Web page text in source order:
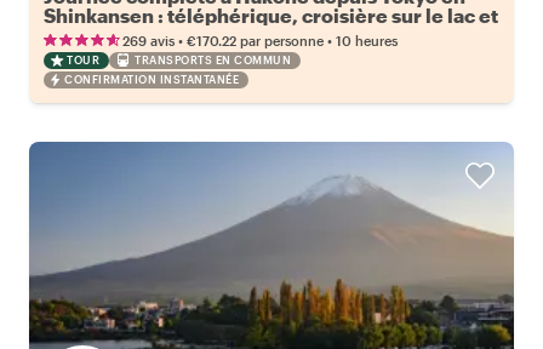
Shinkansen : téléphérique, croisière sur le lac et
vues sur le Fuji
269 avis • €170.22 par personne • 10 heures
TOUR
TRANSPORTS EN COMMUN
CONFIRMATION INSTANTANÉE